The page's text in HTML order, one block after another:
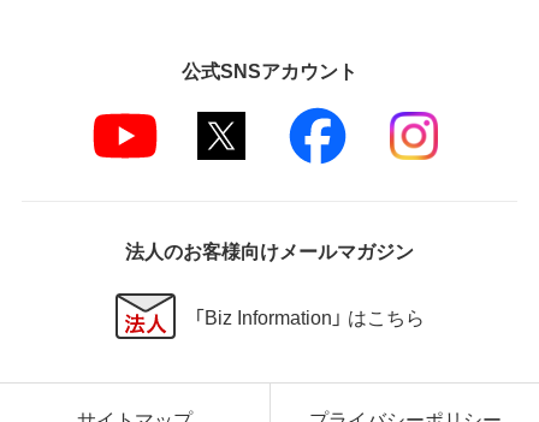
公式SNSアカウント
法人のお客様向けメールマガジン
「Biz Information」 はこちら